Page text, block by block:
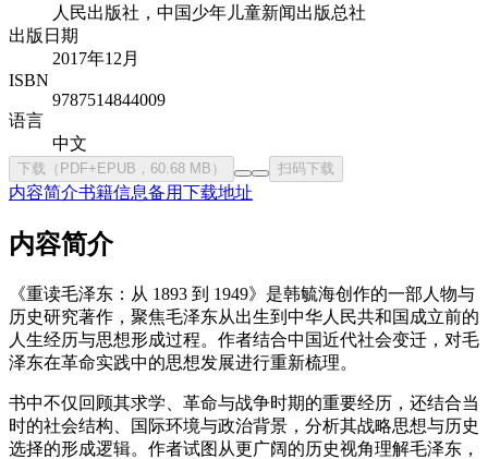
人民出版社，中国少年儿童新闻出版总社
出版日期
2017年12月
ISBN
9787514844009
语言
中文
下载（PDF+EPUB，60.68 MB） 扫码下载
内容简介书籍信息备用下载地址
内容简介
《重读毛泽东：从 1893 到 1949》是韩毓海创作的一部人物与
历史研究著作，聚焦毛泽东从出生到中华人民共和国成立前的
人生经历与思想形成过程。作者结合中国近代社会变迁，对毛
泽东在革命实践中的思想发展进行重新梳理。
书中不仅回顾其求学、革命与战争时期的重要经历，还结合当
时的社会结构、国际环境与政治背景，分析其战略思想与历史
选择的形成逻辑。作者试图从更广阔的历史视角理解毛泽东，